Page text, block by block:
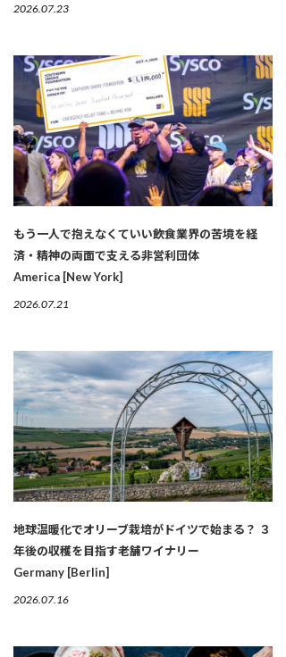
2026.07.23
もう一人で抱えなくていい――飲食業界の苦境を経
済・精神の両面で支える非営利団体
America [New York]
2026.07.21
地球温暖化でオリーブ栽培がドイツで始まる？ ３
年後の収穫を目指す老舗ワイナリー
Germany [Berlin]
2026.07.16